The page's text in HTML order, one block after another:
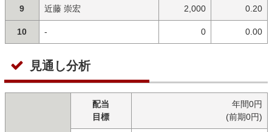
9 近藤 崇宏 2,000 0.20
10 - 0 0.00
見通し分析
配当
目標
年間0円
(前期0円)